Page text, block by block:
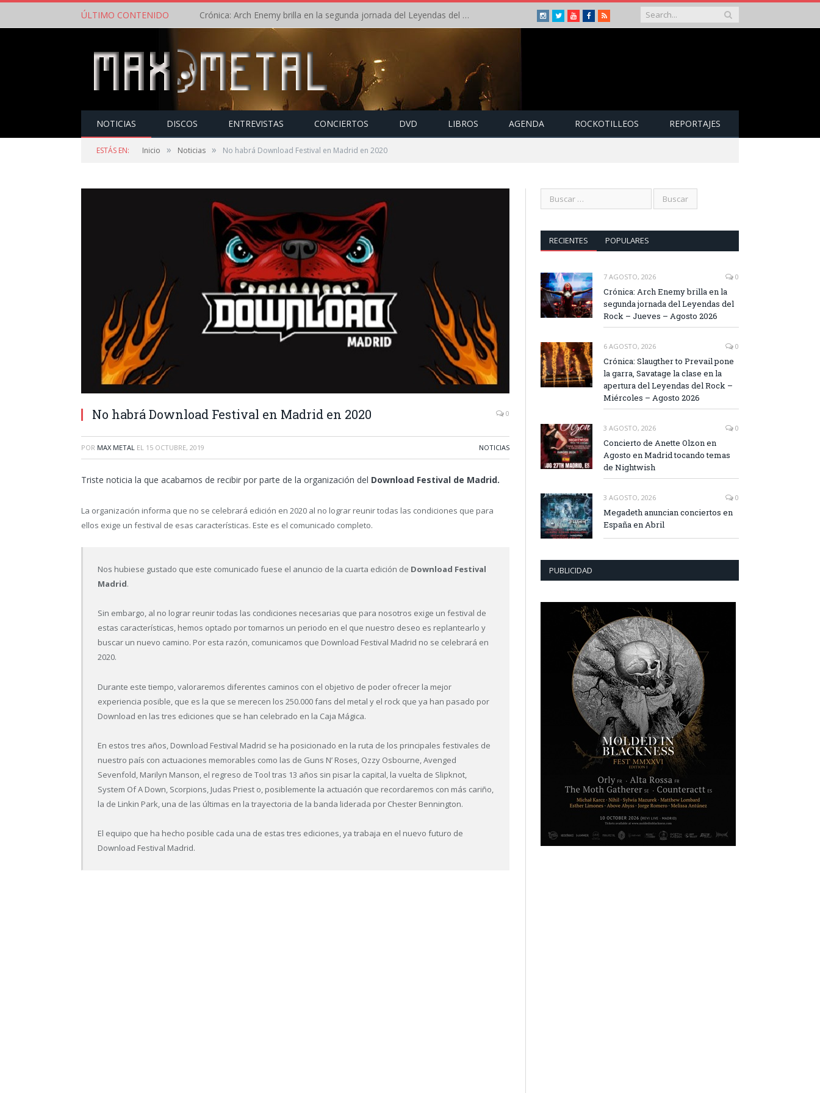
ÚLTIMO CONTENIDO Crónica: Arch Enemy brilla en la segunda jornada del Leyendas del Rock – Jueves – Agosto 2026 Instagram
TwitterYoutubeFacebook
RSS
NOTICIAS DISCOS ENTREVISTAS CONCIERTOS DVD LIBROS AGENDA ROCKOTILLEOS REPORTAJES
ESTÁS EN: Inicio » Noticias » No habrá Download Festival en Madrid en 2020
No habrá Download Festival en Madrid en 2020 0
POR MAX METAL EL 15 OCTUBRE, 2019 NOTICIAS
Triste noticia la que acabamos de recibir por parte de la organización del Download Festival de Madrid.
La organización informa que no se celebrará edición en 2020 al no lograr reunir todas las condiciones que para
ellos exige un festival de esas características. Este es el comunicado completo.
Nos hubiese gustado que este comunicado fuese el anuncio de la cuarta edición de Download Festival
Madrid.
Sin embargo, al no lograr reunir todas las condiciones necesarias que para nosotros exige un festival de
estas características, hemos optado por tomarnos un periodo en el que nuestro deseo es replantearlo y
buscar un nuevo camino. Por esta razón, comunicamos que Download Festival Madrid no se celebrará en
2020.
Durante este tiempo, valoraremos diferentes caminos con el objetivo de poder ofrecer la mejor
experiencia posible, que es la que se merecen los 250.000 fans del metal y el rock que ya han pasado por
Download en las tres ediciones que se han celebrado en la Caja Mágica.
En estos tres años, Download Festival Madrid se ha posicionado en la ruta de los principales festivales de
nuestro país con actuaciones memorables como las de Guns N’ Roses, Ozzy Osbourne, Avenged
Sevenfold, Marilyn Manson, el regreso de Tool tras 13 años sin pisar la capital, la vuelta de Slipknot,
System Of A Down, Scorpions, Judas Priest o, posiblemente la actuación que recordaremos con más cariño,
la de Linkin Park, una de las últimas en la trayectoria de la banda liderada por Chester Bennington.
El equipo que ha hecho posible cada una de estas tres ediciones, ya trabaja en el nuevo futuro de
Download Festival Madrid.
RECIENTES POPULARES
7 AGOSTO, 2026 0
Crónica: Arch Enemy brilla en la
segunda jornada del Leyendas del
Rock – Jueves – Agosto 2026
6 AGOSTO, 2026 0
Crónica: Slaugther to Prevail pone
la garra, Savatage la clase en la
apertura del Leyendas del Rock –
Miércoles – Agosto 2026
3 AGOSTO, 2026 0
Concierto de Anette Olzon en
Agosto en Madrid tocando temas
de Nightwish
3 AGOSTO, 2026 0
Megadeth anuncian conciertos en
España en Abril
PUBLICIDAD